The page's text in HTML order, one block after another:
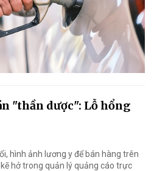
"thần dược": Lỗ hổng
hình ảnh lương y để bán hàng trên
hở trong quản lý quảng cáo trực